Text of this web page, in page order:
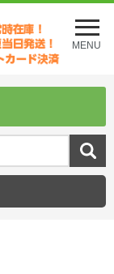
メ
ニ
ュ
を
MENU